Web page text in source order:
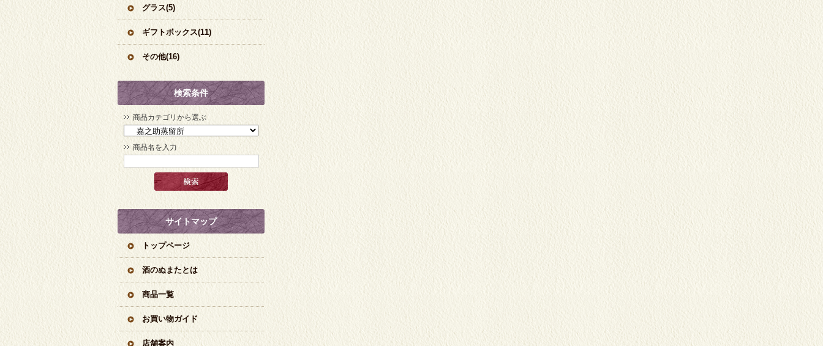
グラス(5)
ギフトボックス(11)
その他(16)
検索条件
商品カテゴリから選ぶ
商品名を入力
サイトマップ
トップページ
酒のぬまたとは
商品一覧
お買い物ガイド
店舗案内